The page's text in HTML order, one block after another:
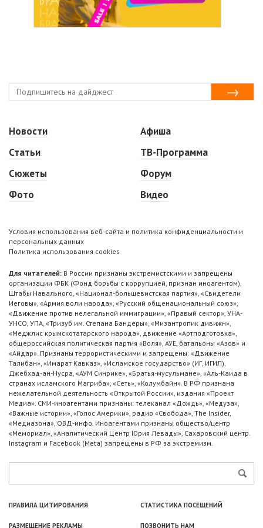
Новости
Статьи
Сюжеты
Фото
Афиша
ТВ-Программа
Форум
Видео
Условия использования веб-сайта и политика конфиденциальности и
персональных данных
Политика использования cookies
Для читателей: В России признаны экстремистскими и запрещены
организации ФБК (Фонд борьбы с коррупцией, признан иноагентом),
Штабы Навального, «Национал-большевистская партия», «Свидетели
Иеговы», «Армия воли народа», «Русский общенациональный союз»,
«Движение против нелегальной иммиграции», «Правый сектор», УНА-
УНСО, УПА, «Тризуб им. Степана Бандеры», «Мизантропик дивижн»,
«Меджлис крымскотатарского народа», движение «Артподготовка»,
общероссийская политическая партия «Воля», АУЕ, батальоны «Азов» и
«Айдар». Признаны террористическими и запрещены: «Движение
Талибан», «Имарат Кавказ», «Исламское государство» (ИГ, ИГИЛ),
Джебхад-ан-Нусра, «АУМ Синрике», «Братья-мусульмане», «Аль-Каида в
странах исламского Магриба», «Сеть», «Колумбайн». В РФ признана
нежелательной деятельность «Открытой России», издания «Проект
Медиа». СМИ-иноагентами признаны: телеканал «Дождь», «Медуза»,
«Важные истории», «Голос Америки», радио «Свобода», The Insider,
«Медиазона», ОВД-инфо. Иноагентами признаны общество/центр
«Мемориал», «Аналитический Центр Юрия Левады», Сахаровский центр.
Instagram и Facebook (Metа) запрещены в РФ за экстремизм.
ПРАВИЛА ЦИТИРОВАНИЯ СТАТИСТИКА ПОСЕЩЕНИЙ
РАЗМЕЩЕНИЕ РЕКЛАМЫ ПОЗВОНИТЬ НАМ